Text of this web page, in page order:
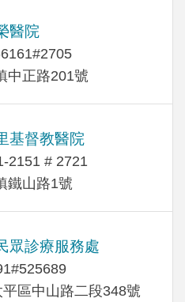
醫院
中正路201號
基督教醫院
2151 # 2721
鐵山路1號
眾診療服務處
區中山路二段348號